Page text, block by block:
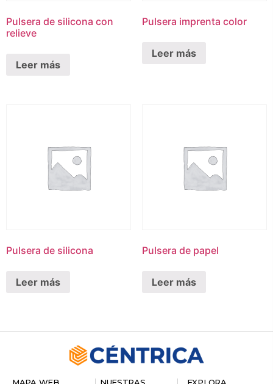
Pulsera de silicona con
relieve
Leer más
Pulsera imprenta color
Leer más
Pulsera de silicona
Leer más
Pulsera de papel
Leer más
MAPA WEB
NUESTRAS
EXPLORA